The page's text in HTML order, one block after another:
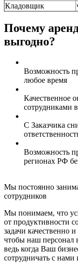
Кладовщик
Почему
выгодно?
Возможность
любое время
Качественное
сотрудниками
С Заказчика
Возможность
регионах РФ
Мы постоянно
сотрудников
Мы понимаем, что
от продуктивности
задачи качественно
чтобы наш персонал
ведь когда Ваш
сотрудничать с нами